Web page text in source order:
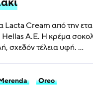
Lacta Cream από την
A.E. Η κρέμα
σχεδόν τέλεια υφή. ...
Oreo